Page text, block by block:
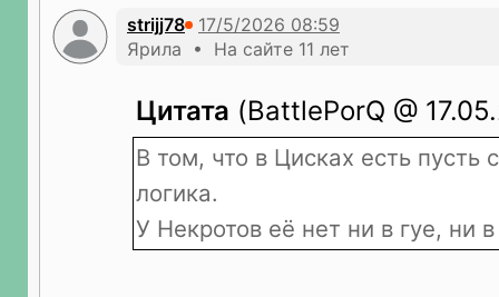
strijj78
Ярила • На сайте 11 лет
Цитата (BattlePorQ @
В том, что в Цисках есть пусть
логика.
У Некротов её нет ни в гуе, ни